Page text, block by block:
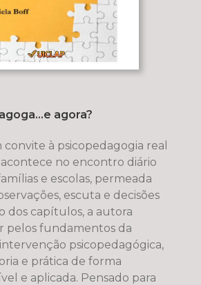
agora?
convite à psicopedagogia real
no encontro diário
e escolas, permeada
escuta e decisões
dos capítulos, a autora
pelos fundamentos da
psicopedagógica,
e prática de forma
e aplicada. Pensado para